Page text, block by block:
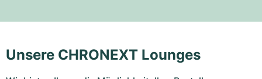
Unsere CHRONEXT Lounges